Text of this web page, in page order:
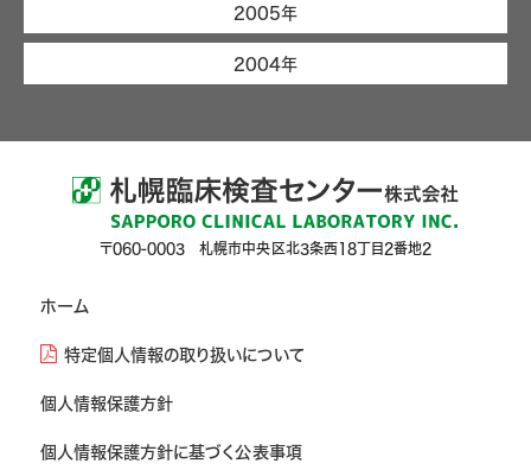
2005年
2004年
〒060-0003 札幌市中央区北3条西18丁目2番地2
ホーム
特定個人情報の取り扱いについて
個人情報保護方針
個人情報保護方針に基づく公表事項